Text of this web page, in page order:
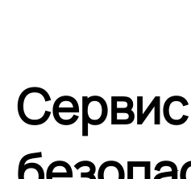
Сервис